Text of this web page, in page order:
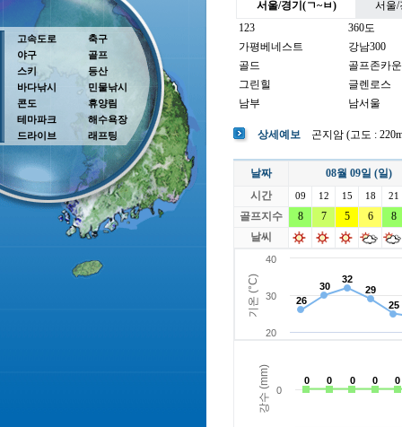
고속도로
야구
스키
바다낚시
콘도
테마파크
드라이브
축구
골프
등산
민물낚시
휴양림
해수욕장
래프팅
서울/경기(ㄱ~ㅂ)
서울/
123
360도
가평베네스트
강남300
골드
골프존카
그린힐
글렌로스
남부
남서울
뉴코리아
더반
더크로스비
더헤븐
라싸
락가든
로제비앙
루트52
마에스트로
마이다스
베뉴지
베르힐영종
블랙스톤GC이천
빅토리아
상세예보 곤지암 (고도 :
날짜
08월 09일 (일)
시간
09 12 15 18 21
골프지수 8 7 5 6
8
날씨